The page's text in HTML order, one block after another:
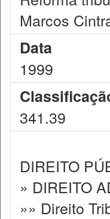
Marcos
Data
1999
341.39
DIREITO
» DIREITO
»» Direito